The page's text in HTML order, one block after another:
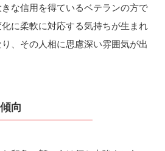
な信用を得ているベテランの方で
に柔軟に対応する気持ちが生まれ
、その人相に思慮深い雰囲気が出
向